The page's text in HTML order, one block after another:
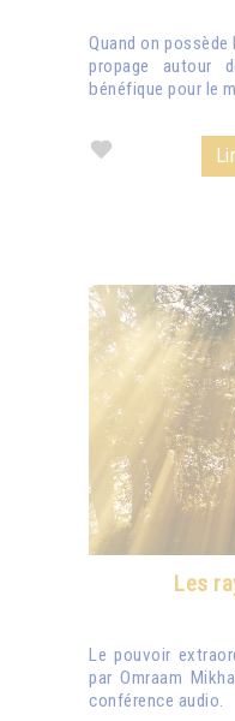
Quand on
propage
bénéfique pour le
Les
Le pouvoir
par Omraam
conférence audio.